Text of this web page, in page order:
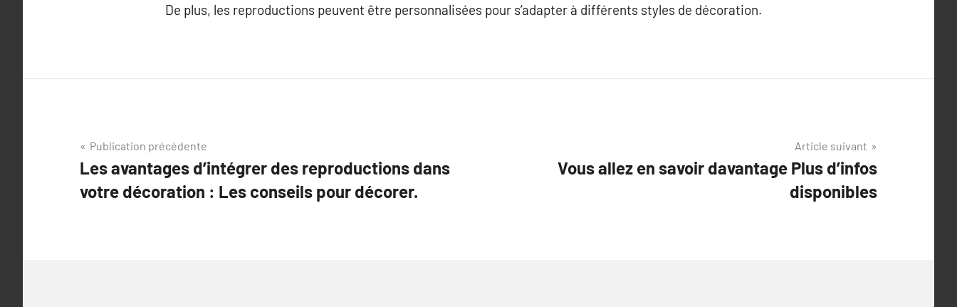
De plus, les reproductions peuvent être personnalisées pour s’adapter à différents styles de décoration.
Navigation
de
l’article
Publication précédente
Les avantages d’intégrer des reproductions dans
votre décoration : Les conseils pour décorer.
Article suivant
Vous allez en savoir davantage Plus d’infos
disponibles